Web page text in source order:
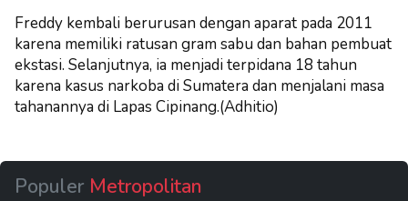
Freddy kembali berurusan dengan aparat pada 2011
karena memiliki ratusan gram sabu dan bahan pembuat
ekstasi. Selanjutnya, ia menjadi terpidana 18 tahun
karena kasus narkoba di Sumatera dan menjalani masa
tahanannya di Lapas Cipinang.(Adhitio)
Populer Metropolitan